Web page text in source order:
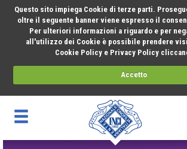
Questo sito impiega Cookie di terze parti.
oltre il seguente banner viene espresso il
Per ulteriori informazioni a riguardo e per
all'utilizzo dei Cookie è possibile prendere
Cookie Policy e Privacy Policy
Accetto